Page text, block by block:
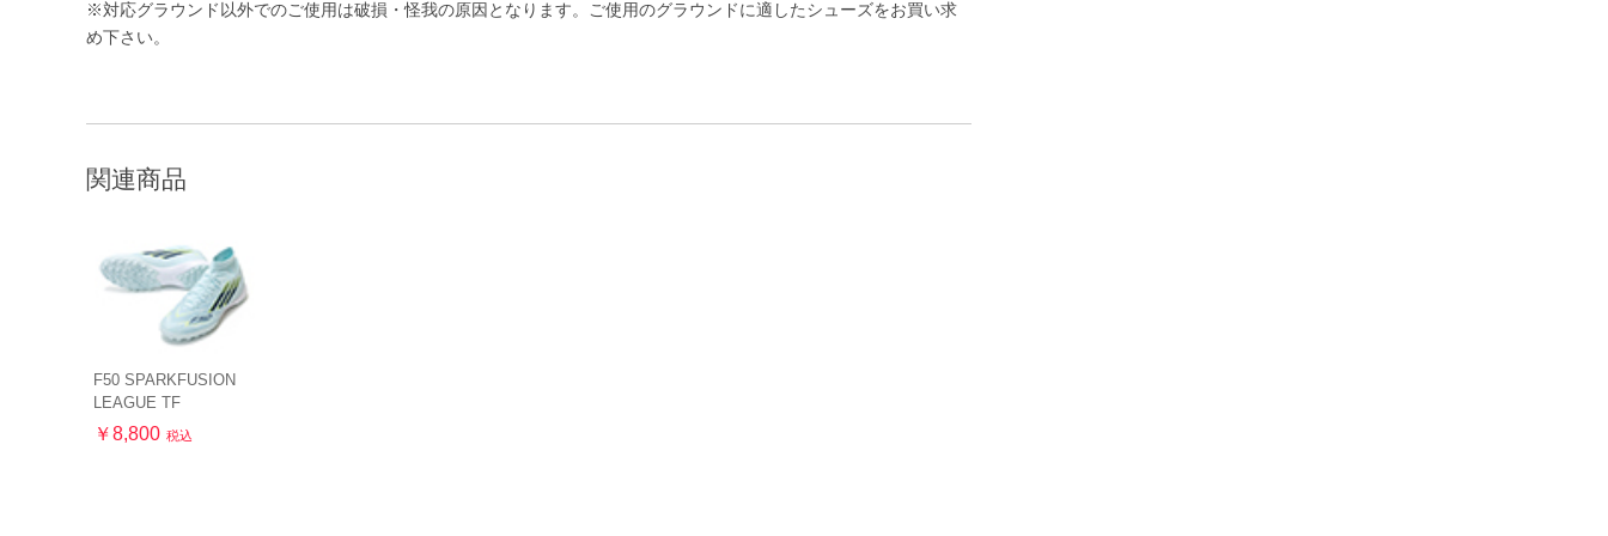
※対応グラウンド以外でのご使用は破損・怪我の原因となります。ご使用のグラウンドに適したシューズをお買い求
め下さい。
関連商品
F50 SPARKFUSION
LEAGUE TF
￥8,800 税込